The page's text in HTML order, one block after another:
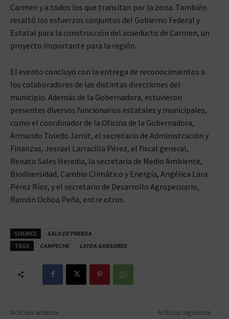
Carmen y a todos los que transitan por la zona. También
resaltó los esfuerzos conjuntos del Gobierno Federal y
Estatal para la construcción del acueducto de Carmen, un
proyecto importante para la región.
El evento concluyó con la entrega de reconocimientos a
los colaboradores de las distintas direcciones del
municipio. Además de la Gobernadora, estuvieron
presentes diversos funcionarios estatales y municipales,
como el coordinador de la Oficina de la Gobernadora,
Armando Toledo Jamit, el secretario de Administración y
Finanzas, Jesrael Larracilla Pérez, el fiscal general,
Renato Sales Heredia, la secretaria de Medio Ambiente,
Biodiversidad, Cambio Climático y Energía, Angélica Lara
Pérez Ríos, y el secretario de Desarrollo Agropecuario,
Ramón Ochoa Peña, entre otros.
SOURCE
SALA DE PRENSA
TAGS
CAMPECHE LAYDA SANSORES
Artículo anterior Artículo siguiente